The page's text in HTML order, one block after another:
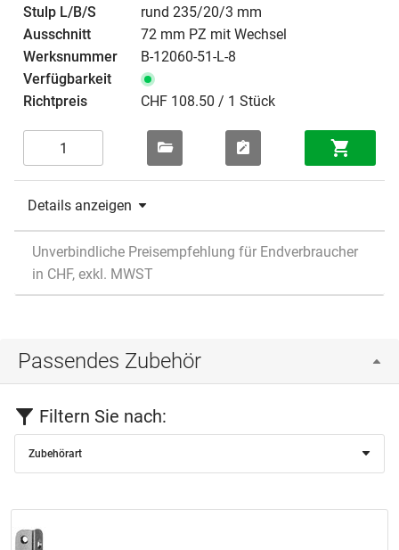
rund 235/20/3 mm
72 mm PZ mit Wechsel
B-12060-51-L-8
CHF 108.50 / 1 Stück
Details anzeigen
Unverbindliche Preisempfehlung für Endverbraucher
in CHF, exkl. MWST
Passendes Zubehör
Filtern Sie nach:
Zubehörart